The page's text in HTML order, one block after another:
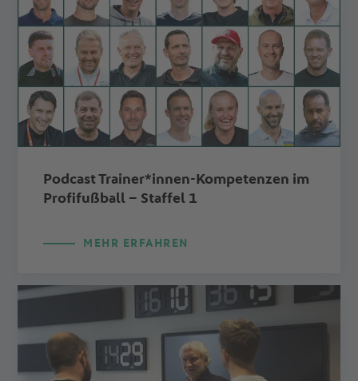
Podcast Trainer*innen-Kompetenzen im
Profifußball – Staffel 1
MEHR ERFAHREN